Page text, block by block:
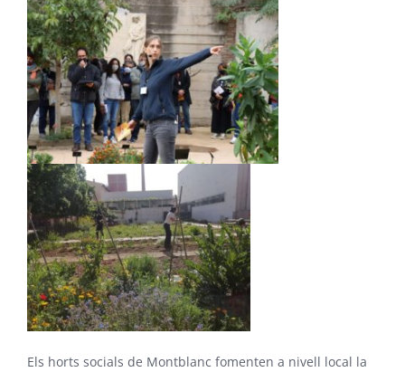
Els horts socials de Montblanc fomenten a nivell local la